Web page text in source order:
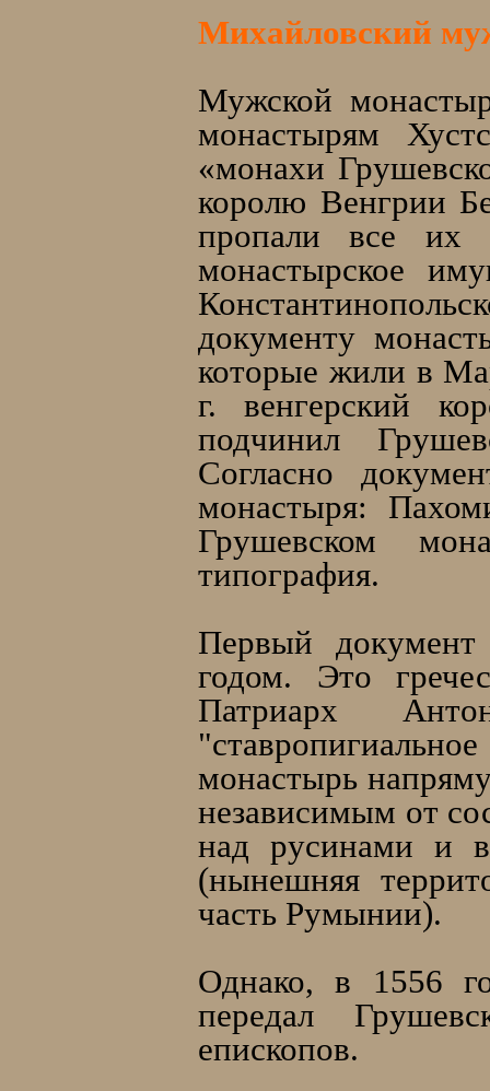
Михайловский
Мужской
монастырям
«монахи
королю Венгрии
пропали все их
монастырское
документу
которые жили в
г. венгерский
подчинил
Согласно
монастыря:
Грушевском
типография.
Первый
годом. Это
Патриарх
монастырь
независимым от
над русинами и
(нынешняя
часть Румынии).
Однако, в 1556
передал
епископов.